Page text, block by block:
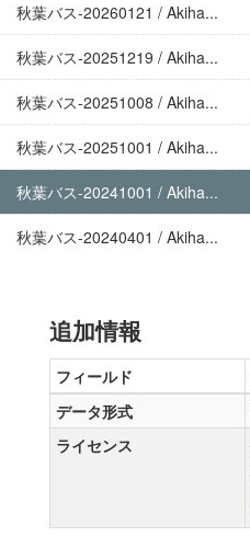
秋葉バス-20260121 / Akiha...
秋葉バス-20251219 / Akiha...
秋葉バス-20251008 / Akiha...
秋葉バス-20251001 / Akiha...
秋葉バス-20241001 / Akiha...
秋葉バス-20240401 / Akiha...
追加情報
フィールド
データ形式
ライセンス